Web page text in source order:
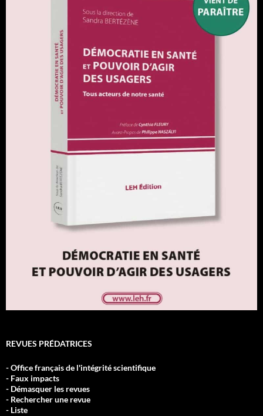
REVUES PRÉDATRICES
- Office français de l'intégrité scientifique
- Faux impacts
- Démasquer les revues
- Rechercher une revue
- Liste